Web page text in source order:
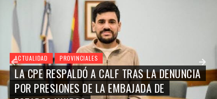
ACTUALIDAD PROVINCIALES
LA CPE RESPALDÓ A CALF TRAS LA DENUNCIA
POR PRESIONES DE LA EMBAJADA DE